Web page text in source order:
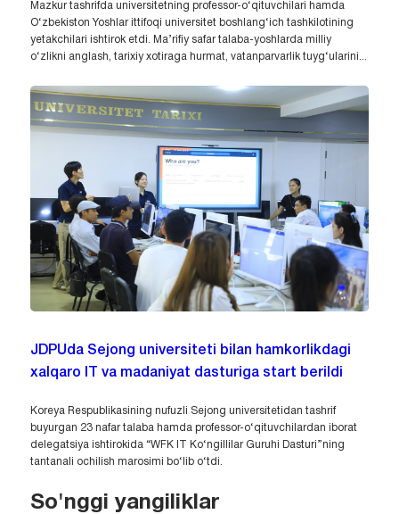
Mazkur tashrifda universitetning professor-o‘qituvchilari hamda
O‘zbekiston Yoshlar ittifoqi universitet boshlang‘ich tashkilotining
yetakchilari ishtirok etdi. Ma’rifiy safar talaba-yoshlarda milliy
o‘zlikni anglash, tarixiy xotiraga hurmat, vatanparvarlik tuyg‘ularini...
JDPUda Sejong universiteti bilan hamkorlikdagi
xalqaro IT va madaniyat dasturiga start berildi
Koreya Respublikasining nufuzli Sejong universitetidan tashrif
buyurgan 23 nafar talaba hamda professor-o‘qituvchilardan iborat
delegatsiya ishtirokida “WFK IT Ko‘ngillilar Guruhi Dasturi”ning
tantanali ochilish marosimi bo‘lib o‘tdi.
So'nggi yangiliklar